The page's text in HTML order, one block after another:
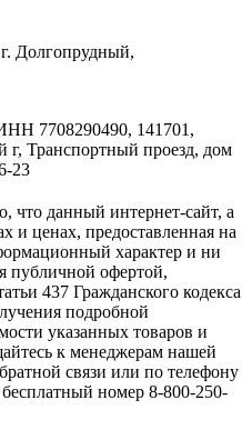
Долгопрудный,
7708290490, 141701,
г, Транспортный проезд, дом
23
что данный интернет-сайт, а
и ценах, предоставленная на
характер и ни
публичной офертой,
437 Гражданского кодекса
подробной
указанных товаров и
к менеджерам нашей
связи или по телефону
номер 8-800-250-